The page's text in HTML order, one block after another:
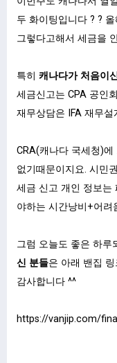
두 화이팅입니다 ? ?
그렇다고해서 세금을
특히 캐나다가 처음이
세금신고는 CPA 공인
재무상담은 IFA 재무
CRA(캐나다 국세청)에
없기때문이지요. 시민
세금 신고 개인 정보는
야하는 시간낭비+어려
그럼 오늘도 좋은 하루
신 분들은 아래 밴집
감사합니다 ^^
https://vanjip.com/